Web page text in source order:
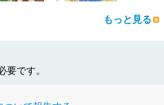
もっと見る
要です。